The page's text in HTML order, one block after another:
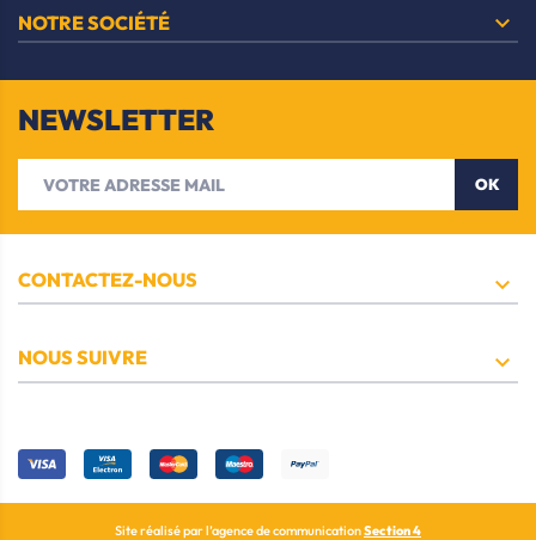
NOTRE SOCIÉTÉ 
NEWSLETTER
OK
CONTACTEZ-NOUS 
NOUS SUIVRE 
Site réalisé par l’agence de communicationSection 4